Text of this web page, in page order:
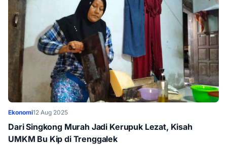
Ekonomi12 Aug 2025
Dari Singkong Murah Jadi Kerupuk Lezat, Kisah
UMKM Bu Kip di Trenggalek